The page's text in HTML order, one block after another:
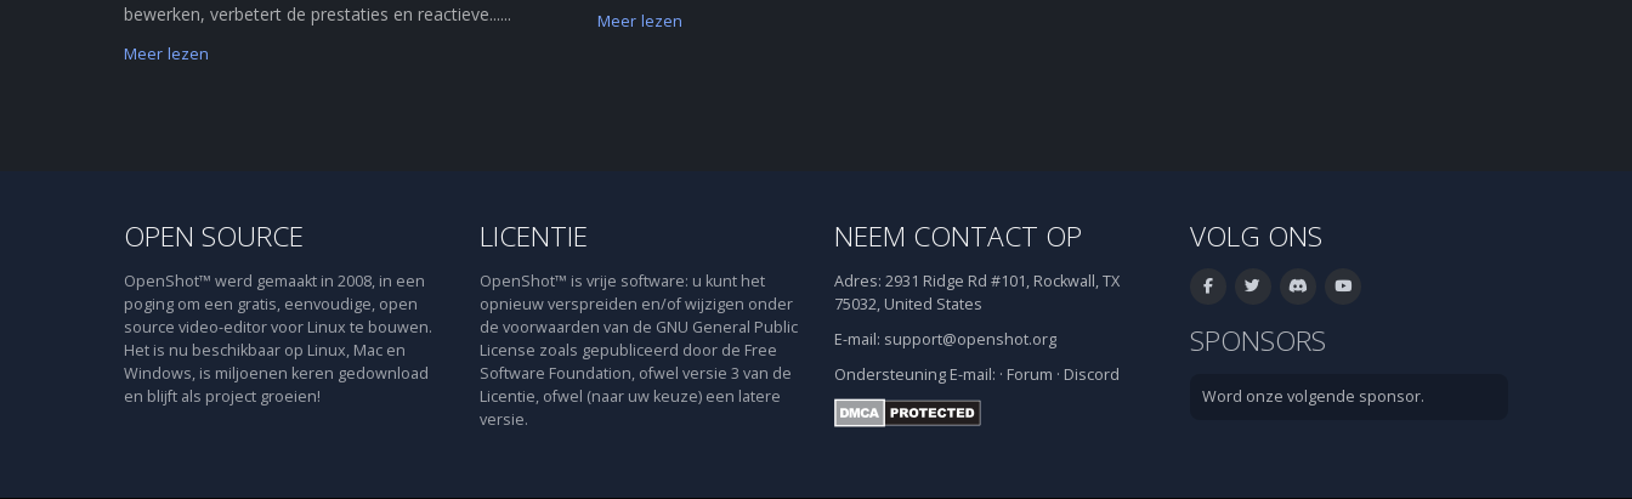
bewerken, verbetert de prestaties en reactieve......
Meer lezen
Meer lezen
OPEN SOURCE
OpenShot™ werd gemaakt in 2008, in een
poging om een gratis, eenvoudige, open
source video-editor voor Linux te bouwen.
Het is nu beschikbaar op Linux, Mac en
Windows, is miljoenen keren gedownload
en blijft als project groeien!
LICENTIE
OpenShot™ is vrije software: u kunt het
opnieuw verspreiden en/of wijzigen onder
de voorwaarden van de GNU General Public
License zoals gepubliceerd door de Free
Software Foundation, ofwel versie 3 van de
Licentie, ofwel (naar uw keuze) een latere
versie.
NEEM CONTACT OP
Adres: 2931 Ridge Rd #101, Rockwall, TX
75032, United States
E-mail: support@openshot.org
Ondersteuning E-mail: · Forum · Discord
VOLG ONS
SPONSORS
Word onze volgende sponsor.